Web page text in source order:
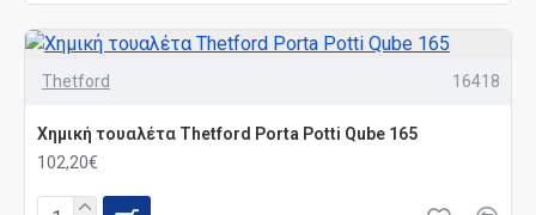
Thetford 16418
Χημική τουαλέτα Thetford Porta Potti Qube 165
102,20€